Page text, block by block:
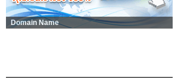
Domain Name